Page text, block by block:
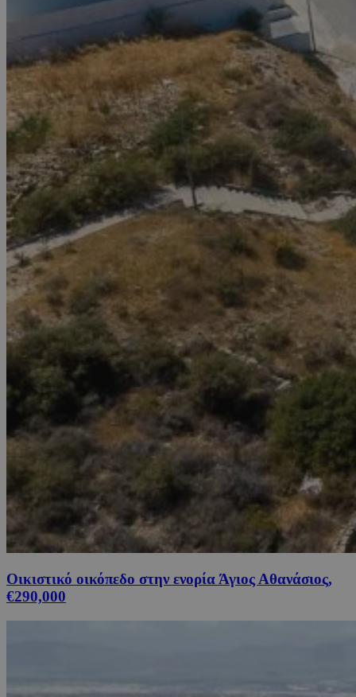
Οικιστικό οικόπεδο στην ενορία Άγιος Αθανάσιος,
€290,000